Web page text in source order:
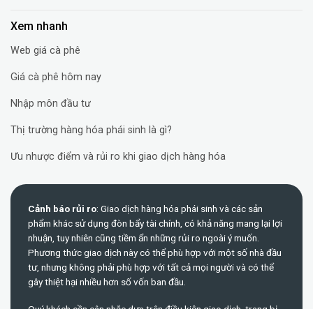
Xem nhanh
Web giá cà phê
Giá cà phê hôm nay
Nhập môn đầu tư
Thị trường hàng hóa phái sinh là gì?
Ưu nhược điểm và rủi ro khi giao dịch hàng hóa
Cảnh báo rủi ro: Giao dịch hàng hóa phái sinh và các sản
phẩm khác sử dụng đòn bẩy tài chính, có khả năng mang lại lợi
nhuận, tuy nhiên cũng tiềm ẩn những rủi ro ngoài ý muốn.
Phương thức giao dịch này có thể phù hợp với một số nhà đầu
tư, nhưng không phải phù hợp với tất cả mọi người và có thể
gây thiệt hại nhiều hơn số vốn ban đầu.